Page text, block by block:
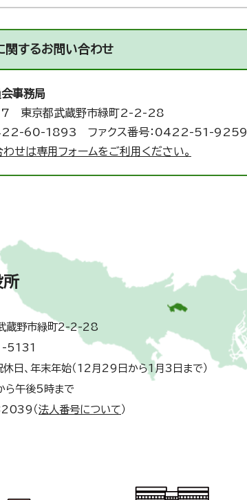
関するお問い合わせ
事務局
東京都武蔵野市緑町2-2-28
60-1893 ファクス番号：0422-51-9259
せは専用フォームをご利用ください。
所
野市緑町2-2-28
5131
休日、年末年始（12月29日から1月3日まで）
ら午後5時まで
（ 法人番号について ）